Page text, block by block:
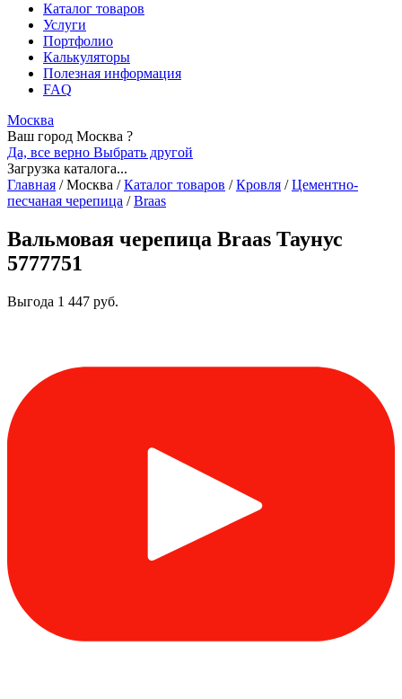
Каталог товаров
Услуги
Портфолио
Калькуляторы
Полезная информация
FAQ
Москва
Ваш город Москва ?
Да, все верно Выбрать другой
Загрузка каталога...
Главная /Москва / Каталог товаров / Кровля / Цементно-
песчаная черепица / Braas
Вальмовая черепица Braas Таунус
5777751
Выгода 1 447 руб.